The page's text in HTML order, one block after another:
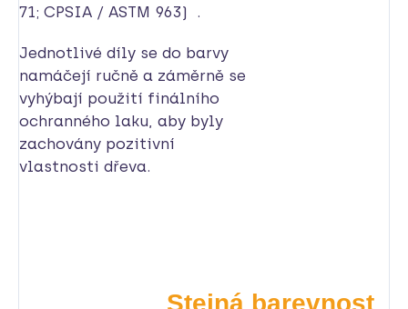
71; CPSIA / ASTM 963) .
Jednotlivé díly se do barvy
namáčejí ručně a záměrně se
vyhýbají použití finálního
ochranného laku, aby byly
zachovány pozitivní
vlastnosti dřeva.
Stejná barevnost